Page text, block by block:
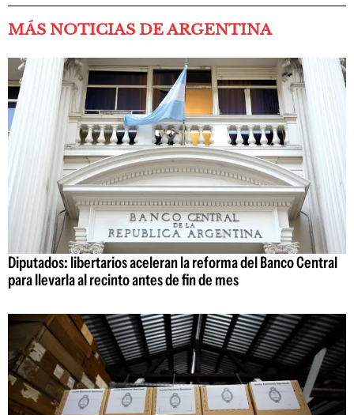
MÁS NOTICIAS DE ARGENTINA
Diputados: libertarios aceleran la reforma del Banco Central
para llevarla al recinto antes de fin de mes